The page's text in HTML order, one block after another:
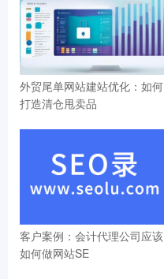
外贸尾单网站建站优化：如何
打造清仓甩卖品
客户案例：会计代理公司应该
如何做网站SE